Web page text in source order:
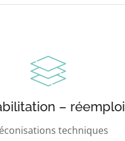
– réemploi
techniques